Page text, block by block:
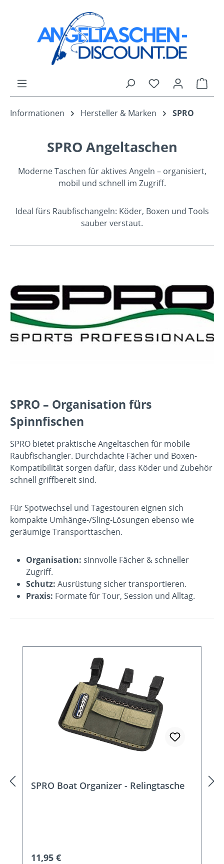
Zum Hauptinhalt springen
Du hast 0
Informationen Hersteller & Marken SPRO
SPRO Angeltaschen
Moderne Taschen für aktives Angeln – organisiert,
mobil und schnell im Zugriff.
Ideal fürs Raubfischangeln: Köder, Boxen und Tools
sauber verstaut.
SPRO – Organisation fürs
Spinnfischen
SPRO bietet praktische Angeltaschen für mobile
Raubfischangler. Durchdachte Fächer und Boxen-
Kompatibilität sorgen dafür, dass Köder und Zubehör
schnell griffbereit sind.
Für Spotwechsel und Tagestouren eignen sich
kompakte Umhänge-/Sling-Lösungen ebenso wie
geräumige Transporttaschen.
Organisation: sinnvolle Fächer & schneller
Zugriff.
Schutz: Ausrüstung sicher transportieren.
Praxis: Formate für Tour, Session und Alltag.
SPRO Boat Organizer - Relingtasche
Regulärer Preis:
11,95 €